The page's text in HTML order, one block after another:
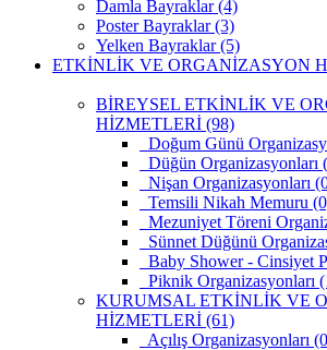
Damla Bayraklar (4)
Poster Bayraklar (3)
Yelken Bayraklar (5)
ETKİNLİK VE ORGANİZASYON
BİREYSEL ETKİNLİK VE
HİZMETLERİ (98)
Doğum Günü
Düğün Organizasyonları
Nişan Organizasyonları
Temsili Nikah Memuru
Mezuniyet Töreni
Sünnet Düğünü
Baby Shower - Cinsiyet
Piknik Organizasyonları
KURUMSAL ETKİNLİK VE
HİZMETLERİ (61)
Açılış Organizasyonları